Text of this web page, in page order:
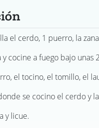
el cerdo, 1 puerro, la
y cocine a fuego bajo unas
el tocino, el tomillo, el
se cocino el cerdo y
y licue.